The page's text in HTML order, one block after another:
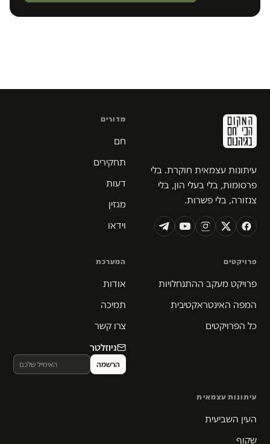
עיתונות עצמאית חוקרת. בלי
פרסומות, בלי בעלי הון, בלי
צנזורה, בלי פשרות.
מדורים
חם
תחקירים
דעות
מגזין
וידאו
פרויקטים
פרויקט מעקב ההתנחלויות
המפה האינטראקטיבית
כל הפרויקטים
המערכת
אודות
תמיכה
צרו קשר
ניוזלטר
עיתונות עצמאית
העין השביעית
שקוף